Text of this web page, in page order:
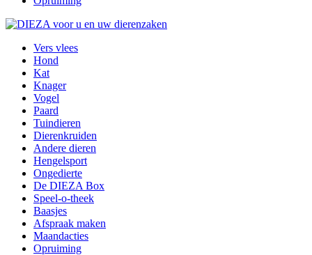
Vers vlees
Hond
Kat
Knager
Vogel
Paard
Tuindieren
Dierenkruiden
Andere dieren
Hengelsport
Ongedierte
De DIEZA Box
Speel-o-theek
Baasjes
Afspraak maken
Maandacties
Opruiming